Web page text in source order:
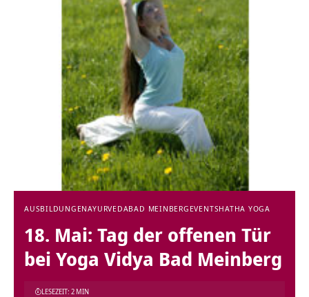
AUSBILDUNGENAYURVEDABAD MEINBERG EVENTSHATHA YOGA
18. Mai: Tag der offenen Tür
bei Yoga Vidya Bad Meinberg
LESEZEIT: 2 MIN